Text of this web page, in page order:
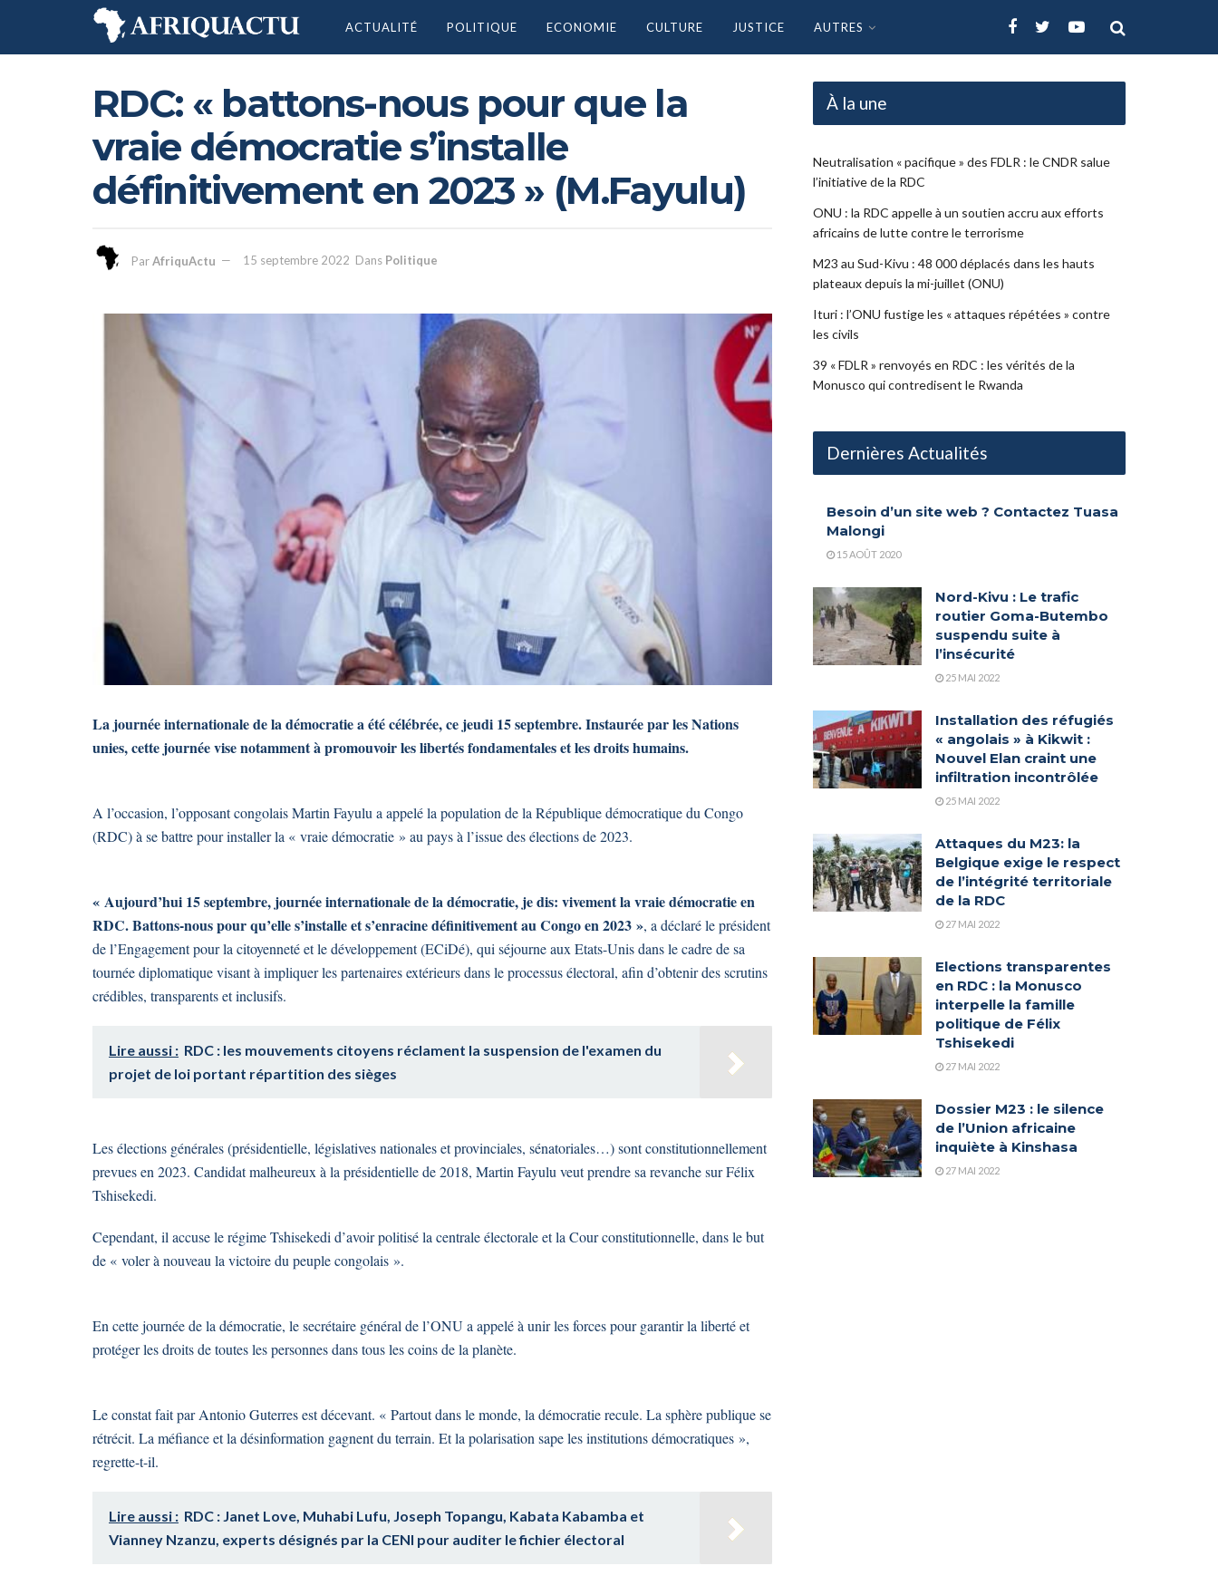
ACTUALITÉ POLITIQUE ECONOMIE CULTURE JUSTICE AUTRES
RDC: « battons-nous pour que la
vraie démocratie s’installe
définitivement en 2023 » (M.Fayulu)
ParAfriquActu 15 septembre 2022 Dans Politique
La journée internationale de la démocratie a été célébrée, ce jeudi 15 septembre. Instaurée par les Nations
unies, cette journée vise notamment à promouvoir les libertés fondamentales et les droits humains.
A l’occasion, l’opposant congolais Martin Fayulu a appelé la population de la République démocratique du Congo
(RDC) à se battre pour installer la « vraie démocratie » au pays à l’issue des élections de 2023.
« Aujourd’hui 15 septembre, journée internationale de la démocratie, je dis: vivement la vraie démocratie en
RDC. Battons-nous pour qu’elle s’installe et s’enracine définitivement au Congo en 2023 », a déclaré le président
de l’Engagement pour la citoyenneté et le développement (ECiDé), qui séjourne aux Etats-Unis dans le cadre de sa
tournée diplomatique visant à impliquer les partenaires extérieurs dans le processus électoral, afin d’obtenir des scrutins
crédibles, transparents et inclusifs.
Lire aussi : RDC : les mouvements citoyens réclament la suspension de l'examen du
projet de loi portant répartition des sièges
Les élections générales (présidentielle, législatives nationales et provinciales, sénatoriales…) sont constitutionnellement
prevues en 2023. Candidat malheureux à la présidentielle de 2018, Martin Fayulu veut prendre sa revanche sur Félix
Tshisekedi.
Cependant, il accuse le régime Tshisekedi d’avoir politisé la centrale électorale et la Cour constitutionnelle, dans le but
de « voler à nouveau la victoire du peuple congolais ».
En cette journée de la démocratie, le secrétaire général de l’ONU a appelé à unir les forces pour garantir la liberté et
protéger les droits de toutes les personnes dans tous les coins de la planète.
Le constat fait par Antonio Guterres est décevant. « Partout dans le monde, la démocratie recule. La sphère publique se
rétrécit. La méfiance et la désinformation gagnent du terrain. Et la polarisation sape les institutions démocratiques »,
regrette-t-il.
Lire aussi : RDC : Janet Love, Muhabi Lufu, Joseph Topangu, Kabata Kabamba et
Vianney Nzanzu, experts désignés par la CENI pour auditer le fichier électoral
À la une
Neutralisation « pacifique » des FDLR : le CNDR salue
l’initiative de la RDC
ONU : la RDC appelle à un soutien accru aux efforts
africains de lutte contre le terrorisme
M23 au Sud-Kivu : 48 000 déplacés dans les hauts
plateaux depuis la mi-juillet (ONU)
Ituri : l’ONU fustige les « attaques répétées » contre
les civils
39 « FDLR » renvoyés en RDC : les vérités de la
Monusco qui contredisent le Rwanda
Dernières Actualités
Besoin d’un site web ? Contactez Tuasa
Malongi
15 AOÛT 2020
Nord-Kivu : Le trafic
routier Goma-Butembo
suspendu suite à
l’insécurité
25 MAI 2022
Installation des réfugiés
« angolais » à Kikwit :
Nouvel Elan craint une
infiltration incontrôlée
25 MAI 2022
Attaques du M23: la
Belgique exige le respect
de l’intégrité territoriale
de la RDC
27 MAI 2022
Elections transparentes
en RDC : la Monusco
interpelle la famille
politique de Félix
Tshisekedi
27 MAI 2022
Dossier M23 : le silence
de l’Union africaine
inquiète à Kinshasa
27 MAI 2022